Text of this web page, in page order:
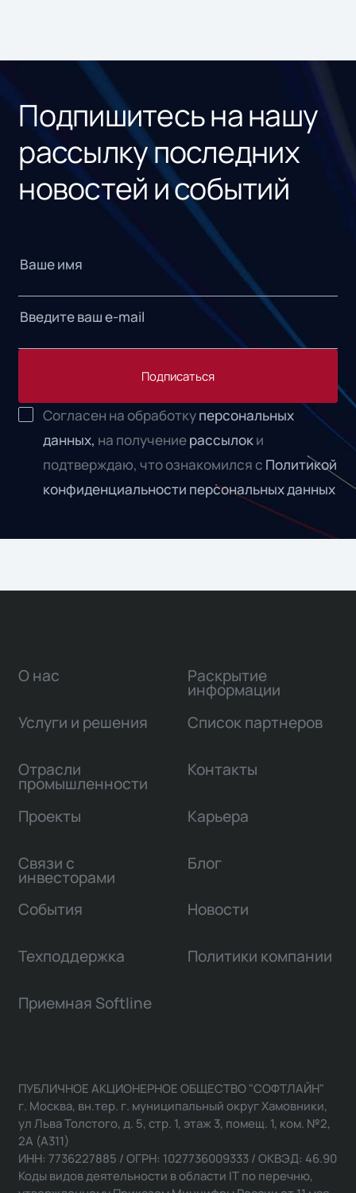
Подпишитесь на нашу
рассылку последних
новостей и событий
Подписаться
Согласен на обработкуперсональных
данных, на получениерассылоки
подтверждаю, что ознакомился с Политикой
конфиденциальности персональных данных
О нас
Услуги и решения
Отрасли
промышленности
Проекты
Связи с
инвесторами
Раскрытие
информации
Список партнеров
Контакты
Карьера
Блог
События Новости
Техподдержка Политики компании
Приемная Softline
ПУБЛИЧНОЕ АКЦИОНЕРНОЕ ОБЩЕСТВО "СОФТЛАЙН"
г. Москва, вн.тер. г. муниципальный округ Хамовники,
ул Льва Толстого, д. 5, стр. 1, этаж 3, помещ. 1, ком. №2,
2А (А311)
ИНН: 7736227885 / ОГРН: 1027736009333 / ОКВЭД: 46.90
Коды видов деятельности в области IT по перечню,